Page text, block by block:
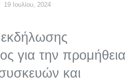
19 Ιουλίου, 2024
για την προμήθεια
και